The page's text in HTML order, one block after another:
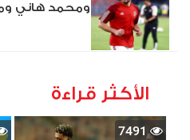
ومحمد هاني
الأكثر قراءة
7491